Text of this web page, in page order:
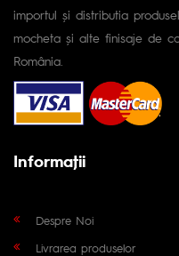
importul și distributia
mocheta și alte finisaje de
România.
Informaţii
Despre Noi
Livrarea produselor